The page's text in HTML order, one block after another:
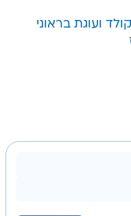
ועוגת בראוני